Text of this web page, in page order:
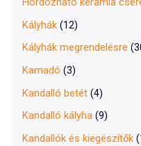
Kályhák (12)
Kályhák megrendelésre
Kamadó (3)
Kandalló betét (4)
Kandalló kályha (9)
Kandallók és kiegészítők